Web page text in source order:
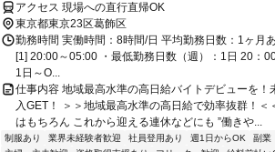
アクセス 現場への直行直帰OK
東京都東京23区葛飾区
勤務時間 実働時間：8時間/日 平均勤務日数：1ヶ月
[1] 20:00～05:00 ・最低勤務日数（週）：1日 20：
1日～O...
仕事内容 地域最高水準の高日給バイトデビューを！
入GET！ ＞＞地域最高水準の高日給で効率抜群！
はもちろん これから迎える連休などにも ”働きや...
制服あり 業界未経験者歓迎 社員登用あり 週1日からOK 副業